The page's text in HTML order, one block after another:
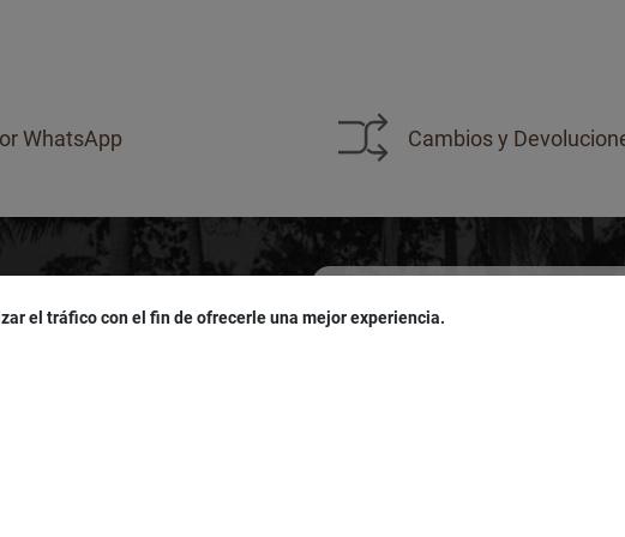
WhatsApp Cambios y
el tráfico con el fin de ofrecerle una mejor experiencia.